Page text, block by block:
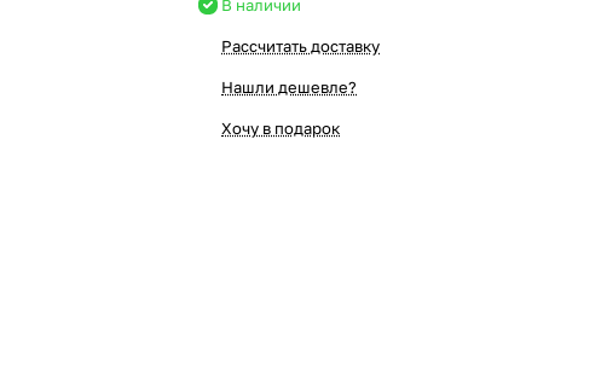
В наличии
Рассчитать доставку
Нашли дешевле?
Хочу в подарок